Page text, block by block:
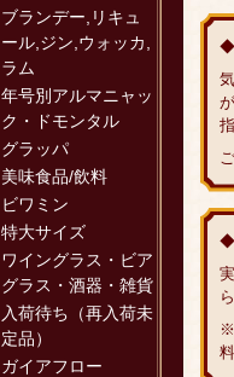
ブランデー,リキュ
ール,ジン,ウォッカ,
ラム
年号別アルマニャッ
ク・ドモンタル
グラッパ
美味食品/飲料
ビワミン
特大サイズ
ワイングラス・ビア
グラス・酒器・雑貨
入荷待ち（再入荷未
定品）
ガイアフロー
◆
◆
※